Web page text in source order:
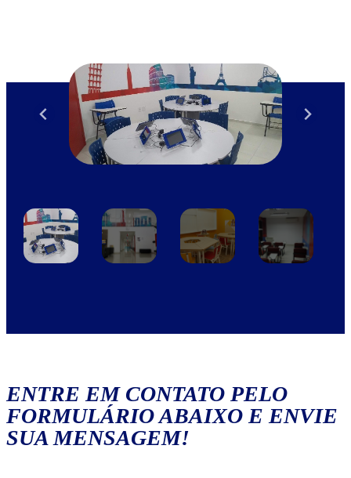
ENTRE EM CONTATO PELO
FORMULÁRIO ABAIXO E ENVIE
SUA MENSAGEM!